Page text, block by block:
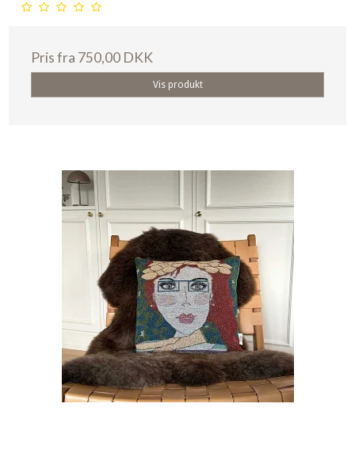
Pris fra 750,00 DKK
Vis produkt